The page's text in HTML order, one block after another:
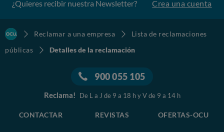
¿Quieres recibir nuestra Newsletter? Crea una cuenta
Reclamar a una empresa
Lista de reclamaciones
públicas
Detalles de la reclamación
900 055 105
Reclama! De L a J de 9 a 18 h y V de 9 a 14 h
CONTACTAR REVISTAS OFERTAS-OCU